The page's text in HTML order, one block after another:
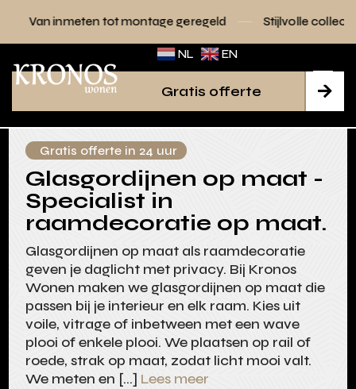
tot montage geregeld Stijlvolle collecties voor elk
NL EN

Gratis offerte
Gratis offerte in 24 uur
Glasgordijnen op maat -
Specialist in
raamdecoratie op maat.
Glasgordijnen op maat als raamdecoratie
geven je daglicht met privacy. Bij Kronos
Wonen maken we glasgordijnen op maat die
passen bij je interieur en elk raam. Kies uit
voile, vitrage of inbetween met een wave
plooi of enkele plooi. We plaatsen op rail of
roede, strak op maat, zodat licht mooi valt.
We meten en […] Lees meer